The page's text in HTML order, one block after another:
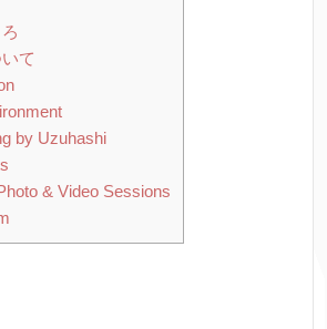
て
by Uzuhashi
& Video Sessions